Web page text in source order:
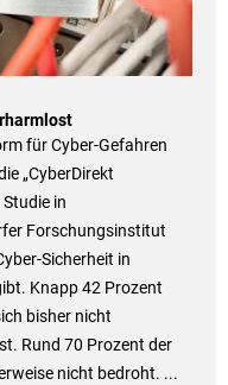
für Cyber-Gefahren
„CyberDirekt
in
Forschungsinstitut
Sicherheit in
Knapp 42 Prozent
bisher nicht
Rund 70 Prozent der
nicht bedroht. ...